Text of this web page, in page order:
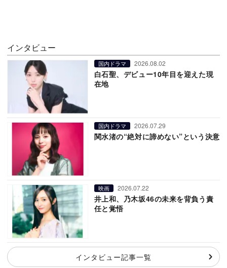
インタビュー
国内ドラマ 2026.08.02
白石聖、デビュー10年目を迎えた現
在地
国内ドラマ 2026.07.29
関水渚の“絶対に諦めない”という決意
映画 2026.07.22
井上和、乃木坂46の未来を背負う責
任と覚悟
インタビュー記事一覧